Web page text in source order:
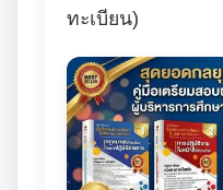
ทะเบียน)